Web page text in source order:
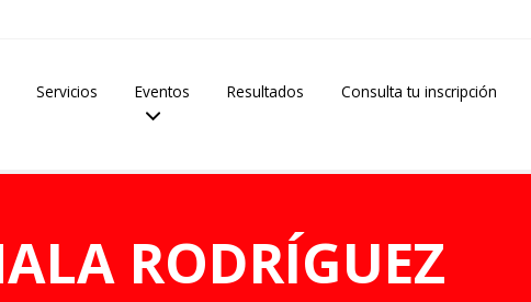
Servicios Eventos Resultados Consulta tu inscripción
RODRÍGUEZ